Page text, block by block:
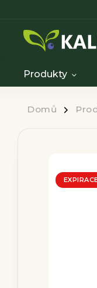
Produkty
Domů /